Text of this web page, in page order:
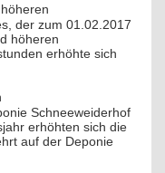
der zum 01.02.2017
höheren
erhöhte sich
Schneeweiderhof
erhöhten sich die
auf der Deponie